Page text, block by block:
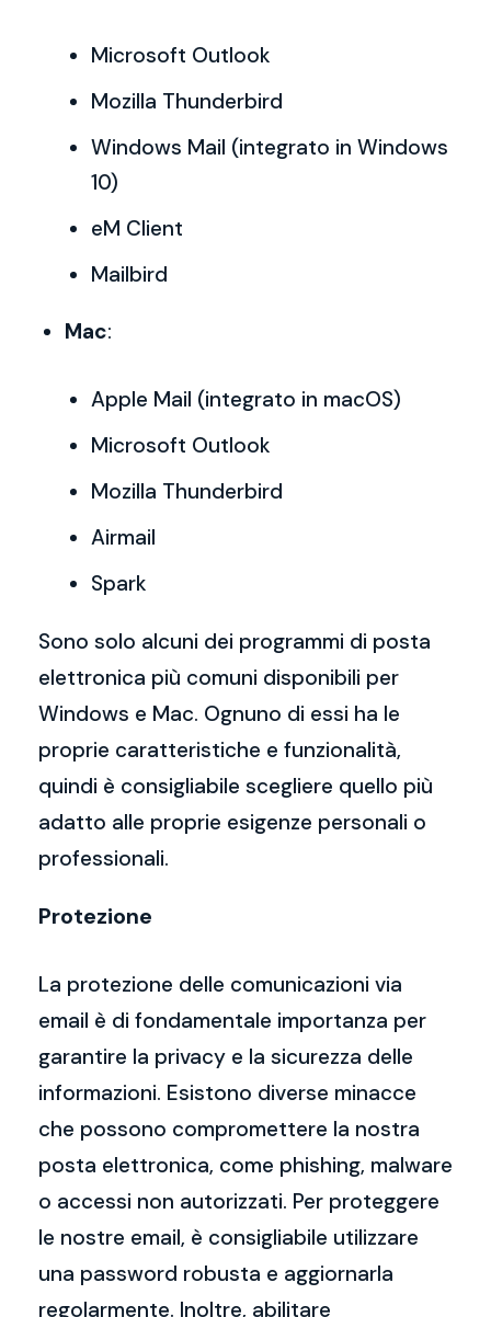
Microsoft Outlook
Mozilla Thunderbird
Windows Mail (integrato in Windows
10)
eM Client
Mailbird
Mac:
Apple Mail (integrato in macOS)
Microsoft Outlook
Mozilla Thunderbird
Airmail
Spark
Sono solo alcuni dei programmi di posta
elettronica più comuni disponibili per
Windows e Mac. Ognuno di essi ha le
proprie caratteristiche e funzionalità,
quindi è consigliabile scegliere quello più
adatto alle proprie esigenze personali o
professionali.
Protezione
La protezione delle comunicazioni via
email è di fondamentale importanza per
garantire la privacy e la sicurezza delle
informazioni. Esistono diverse minacce
che possono compromettere la nostra
posta elettronica, come phishing, malware
o accessi non autorizzati. Per proteggere
le nostre email, è consigliabile utilizzare
una password robusta e aggiornarla
regolarmente. Inoltre, abilitare